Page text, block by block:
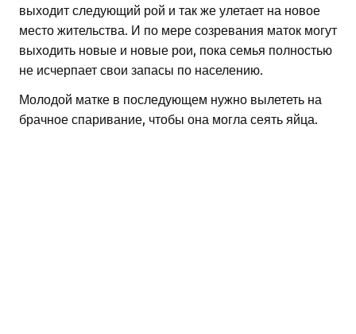
выходит следующий рой и так же улетает на новое
место жительства. И по мере созревания маток могут
выходить новые и новые рои, пока семья полностью
не исчерпает свои запасы по населению.
Молодой матке в последующем нужно вылететь на
брачное спаривание, чтобы она могла сеять яйца.